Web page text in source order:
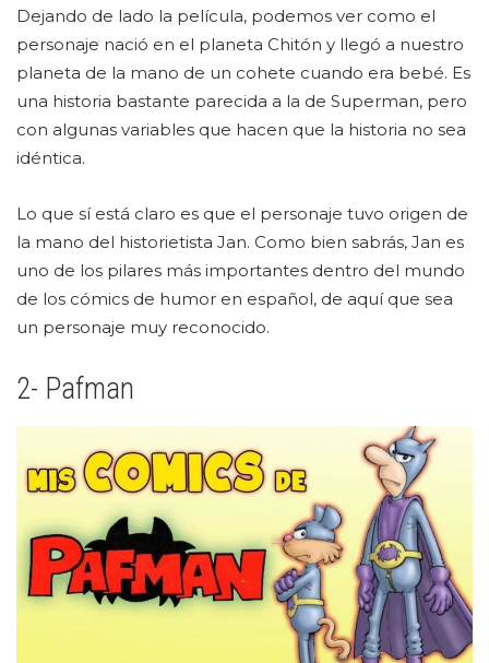
Dejando de lado la película, podemos ver como el
personaje nació en el planeta Chitón y llegó a nuestro
planeta de la mano de un cohete cuando era bebé. Es
una historia bastante parecida a la de Superman, pero
con algunas variables que hacen que la historia no sea
idéntica.
Lo que sí está claro es que el personaje tuvo origen de
la mano del historietista Jan. Como bien sabrás, Jan es
uno de los pilares más importantes dentro del mundo
de los cómics de humor en español, de aquí que sea
un personaje muy reconocido.
2- Pafman